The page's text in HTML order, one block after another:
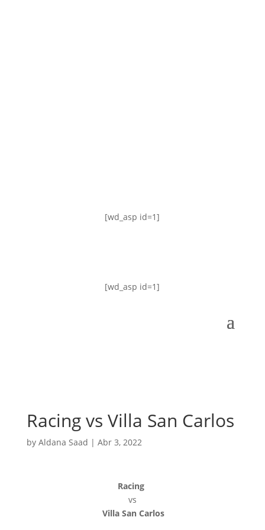
[wd_asp id=1]
[wd_asp id=1]
Racing vs Villa San Carlos
by Aldana Saad | Abr 3, 2022
Racing
vs
Villa San Carlos